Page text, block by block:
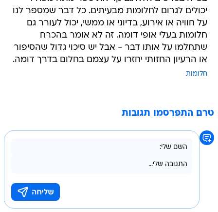
יכולים לגרום לחלומות מבעיתים. כל דבר שמספר לנו
על חוויה או אירוע, בדיוני או ממשי, יכול לעורר גם
חלומות בעלי אופי דומה. זה לא אומר בהכרח
שתחלמו על אותו דבר - אבל יש סיכוי גדול שהסיפור
או הרעיון החזותי יחזרו על עצמם בחלום בדרך דומה.
חלומות
טרם התפרסמו תגובות